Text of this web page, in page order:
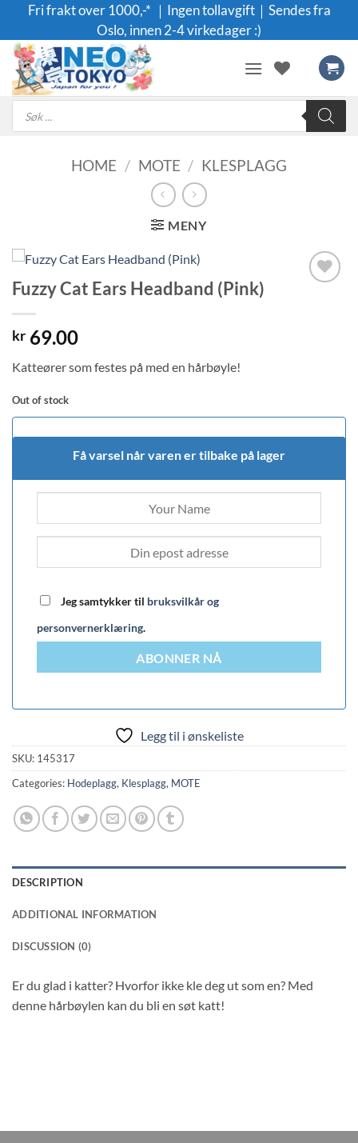
content
Fri frakt over 1000,-* ｜Ingen tollavgift｜Sendes fra
Oslo, innen 2-4 virkedager :)
Products
search
HOME / MOTE / KLESPLAGG
MENY
Fuzzy Cat Ears Headband (Pink)
kr 69.00
Katteører som festes på med en hårbøyle!
Out of stock
Få varsel når varen er tilbake på lager
Jeg samtykker til bruksvilkår og
personvernerklæring.
ABONNER NÅ
Legg til i ønskeliste
SKU: 145317
Categories: Hodeplagg, Klesplagg, MOTE
DESCRIPTION
ADDITIONAL INFORMATION
DISCUSSION (0)
Er du glad i katter? Hvorfor ikke kle deg ut som en? Med
denne hårbøylen kan du bli en søt katt!